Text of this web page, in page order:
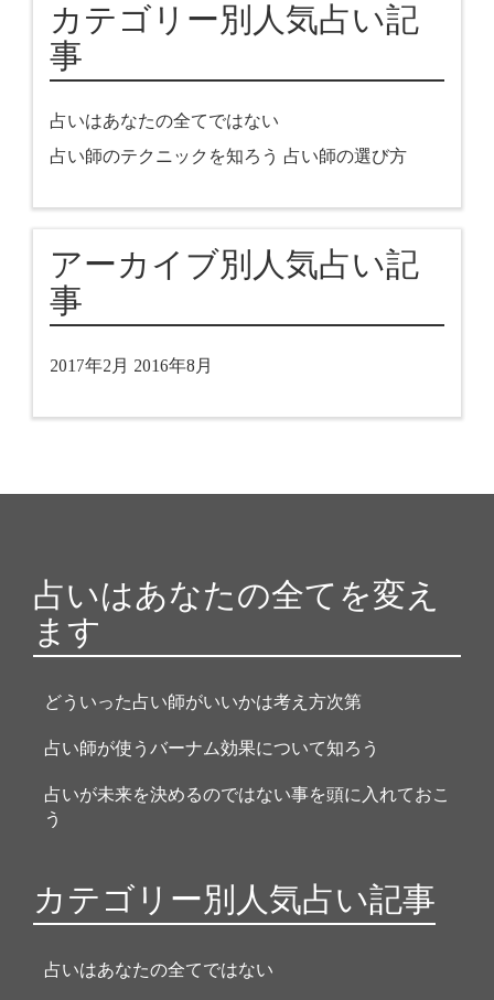
カテゴリー別人気占い記
事
占いはあなたの全てではない
占い師のテクニックを知ろう 占い師の選び方
アーカイブ別人気占い記
事
2017年2月 2016年8月
占いはあなたの全てを変え
ます
どういった占い師がいいかは考え方次第
占い師が使うバーナム効果について知ろう
占いが未来を決めるのではない事を頭に入れておこ
う
カテゴリー別人気占い記事
占いはあなたの全てではない